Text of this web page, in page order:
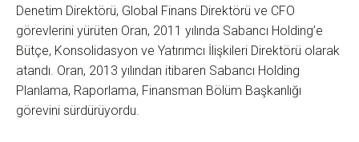
Denetim Direktörü, Global Finans Direktörü ve CFO
görevlerini yürüten Oran, 2011 yılında Sabancı Holding’e
Bütçe, Konsolidasyon ve Yatırımcı İlişkileri Direktörü olarak
atandı. Oran, 2013 yılından itibaren Sabancı Holding
Planlama, Raporlama, Finansman Bölüm Başkanlığı
görevini sürdürüyordu.